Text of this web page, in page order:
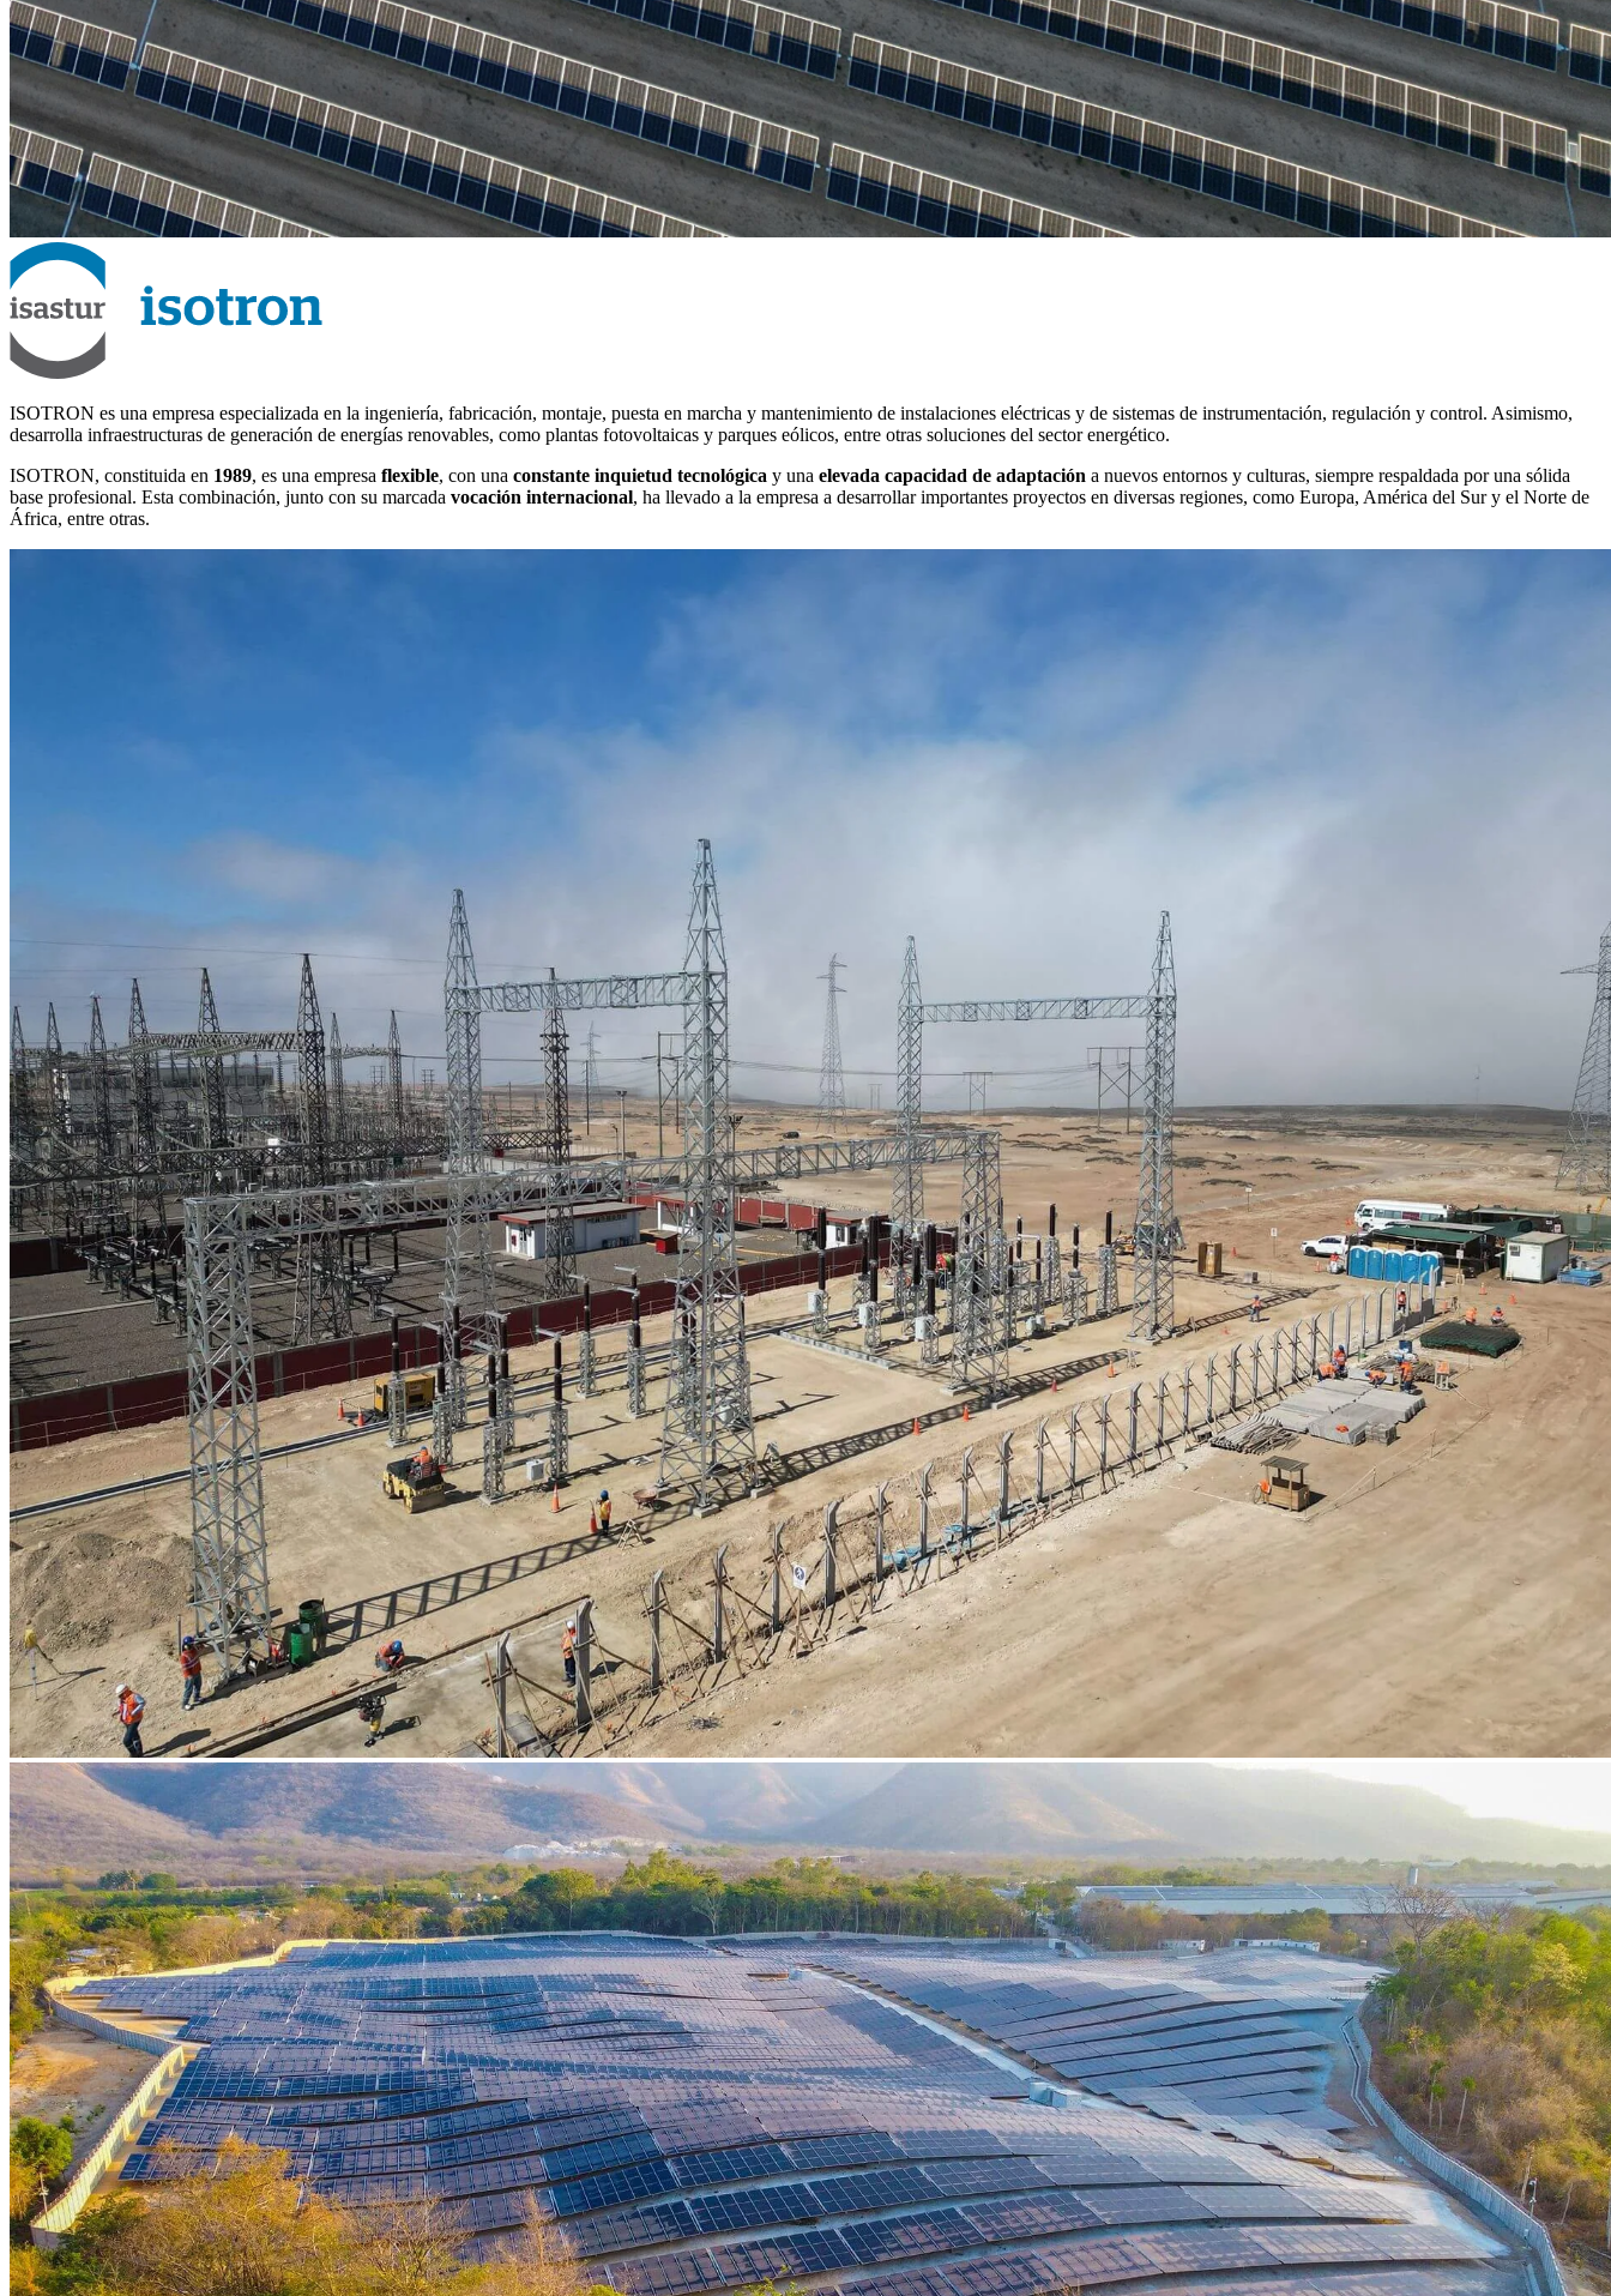
ISOTRON es una empresa especializada en la ingeniería, fabricación, montaje, puesta en marcha y mantenimiento de instalaciones eléctricas y de sistemas de instrumentación, regulación y control. Asimismo,
desarrolla infraestructuras de generación de energías renovables, como plantas fotovoltaicas y parques eólicos, entre otras soluciones del sector energético.
ISOTRON, constituida en 1989, es una empresa flexible, con una constante inquietud tecnológica y una elevada capacidad de adaptación a nuevos entornos y culturas, siempre respaldada por una sólida
base profesional. Esta combinación, junto con su marcada vocación internacional, ha llevado a la empresa a desarrollar importantes proyectos en diversas regiones, como Europa, América del Sur y el Norte de
África, entre otras.